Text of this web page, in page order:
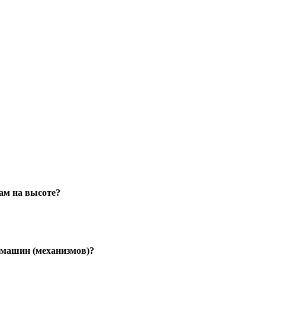
на высоте?
машин (механизмов)?